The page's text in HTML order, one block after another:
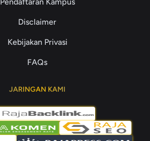
Disclaimer
Kebijakan Privasi
FAQs
JARINGAN KAMI